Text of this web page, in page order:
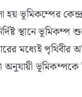
হয় ভূমিকম্পের
স্থানে
মধ্যেই পৃথিবীর
অনুযায়ী